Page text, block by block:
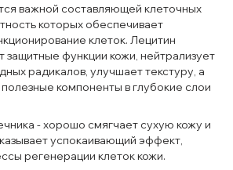
важной составляющей клеточных
которых обеспечивает
клеток. Лецитин
защитные функции кожи, нейтрализует
радикалов, улучшает текстуру, а
компоненты в глубокие слои
- хорошо смягчает сухую кожу и
успокаивающий эффект,
регенерации клеток кожи.